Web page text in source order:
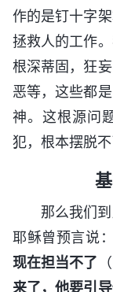
作的是钉十字
拯救人的工作
根深蒂固，狂
恶等，这些都
神。这根源问
犯，根本摆脱不
那么我们
耶稣曾预言说
现在担当不了
来了，他要引